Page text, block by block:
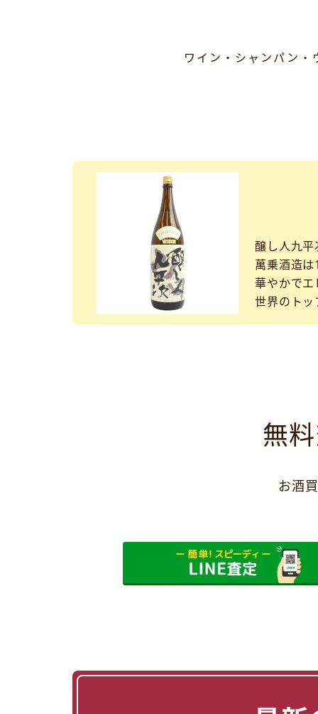
ワイン・シャンパン
醸し人九
萬乗酒造
華やかで
世界のト
無
お酒